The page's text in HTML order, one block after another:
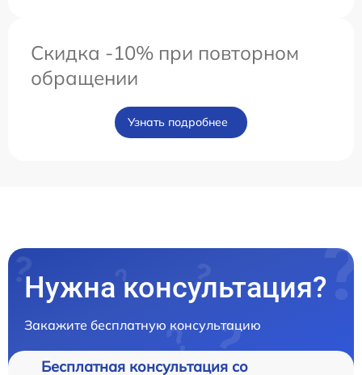
Скидка -10% при повторном
обращении
Узнать подробнее
Нужна консультация?
Закажите бесплатную консультацию
Бесплатная консультация со